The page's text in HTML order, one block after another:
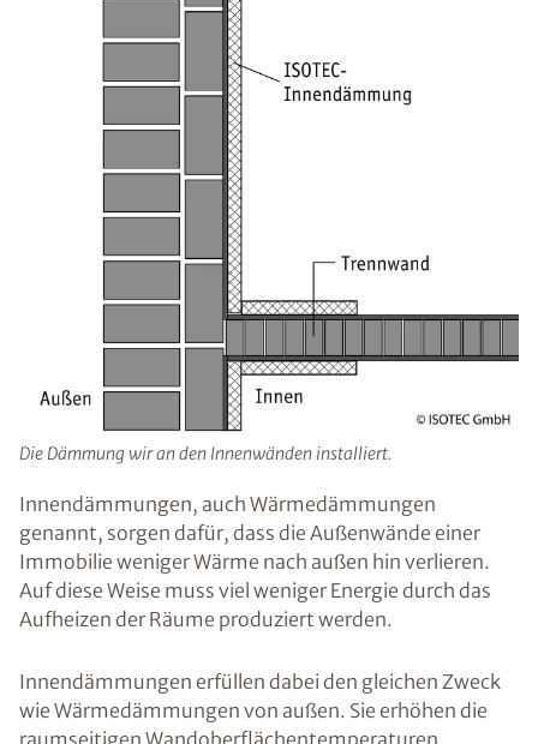
Die Dämmung wir an den Innenwänden installiert.
Innendämmungen, auch Wärmedämmungen
genannt, sorgen dafür, dass die Außenwände einer
Immobilie weniger Wärme nach außen hin verlieren.
Auf diese Weise muss viel weniger Energie durch das
Aufheizen der Räume produziert werden.
Innendämmungen erfüllen dabei den gleichen Zweck
wie Wärmedämmungen von außen. Sie erhöhen die